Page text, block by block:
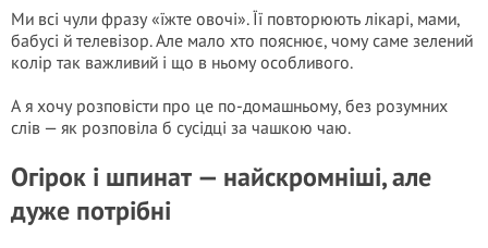
Ми всі чули фразу «їжте овочі». Її повторюють лікарі, мами,
бабусі й телевізор. Але мало хто пояснює, чому саме зелений
колір так важливий і що в ньому особливого.
А я хочу розповісти про це по-домашньому, без розумних
слів — як розповіла б сусідці за чашкою чаю.
Огірок і шпинат — найскромніші, але
дуже потрібні